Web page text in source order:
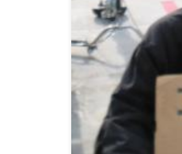
Spójrzmy prawdzie w
ale robią to, bo muszą
przyjazne palaczom
bezpośrednio związane
hodowca, dystrybutor,